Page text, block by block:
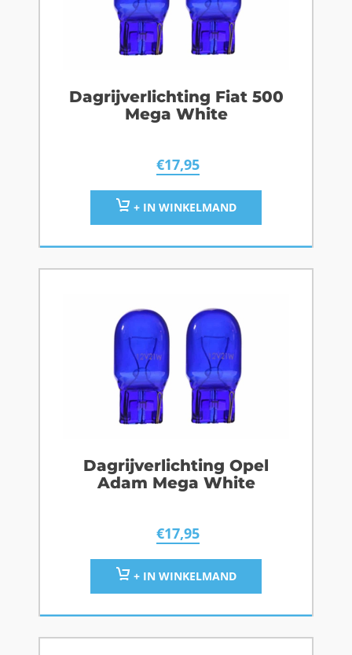
Dagrijverlichting Fiat 500
Mega White
€17,95
+ IN WINKELMAND
Dagrijverlichting Opel
Adam Mega White
€17,95
+ IN WINKELMAND